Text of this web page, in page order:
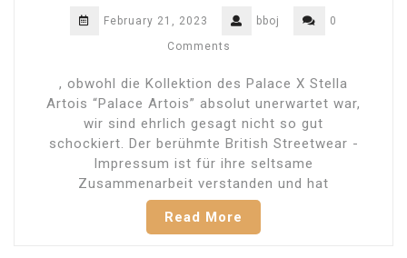
February 21, 2023 bboj
0
Comments
, obwohl die Kollektion des Palace X Stella
Artois “Palace Artois” absolut unerwartet war,
wir sind ehrlich gesagt nicht so gut
schockiert. Der berühmte British Streetwear -
Impressum ist für ihre seltsame
Zusammenarbeit verstanden und hat
Read More